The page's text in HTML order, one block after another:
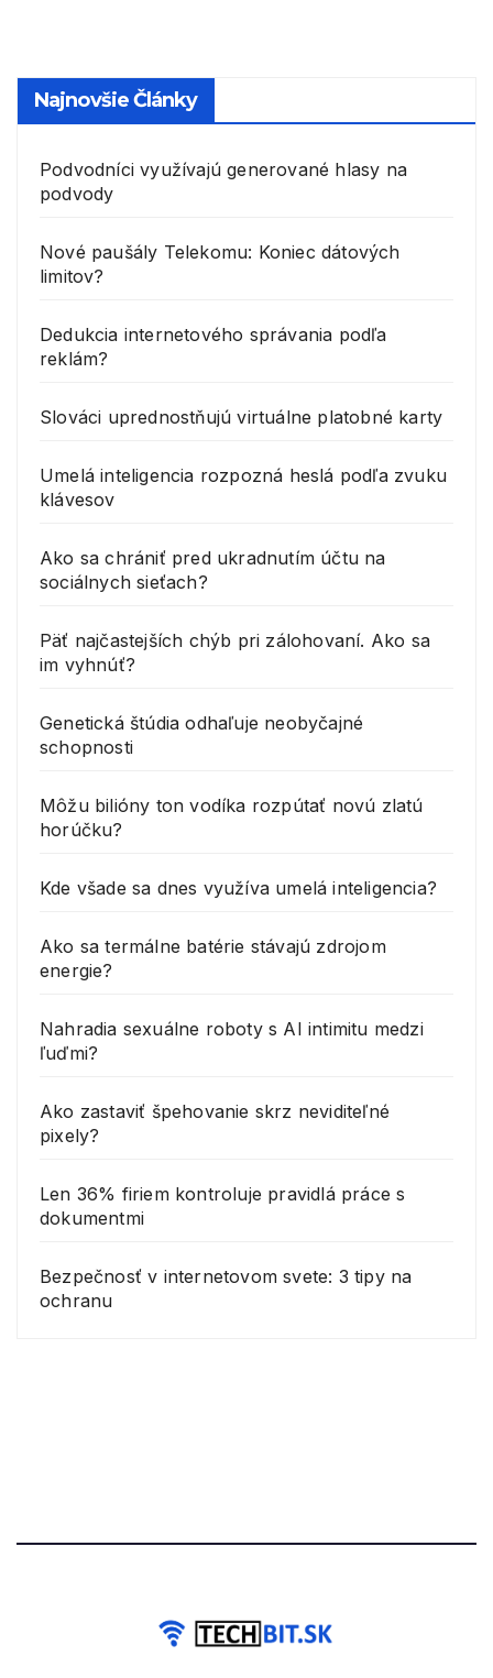
Najnovšie Články
Podvodníci využívajú generované hlasy na
podvody
Nové paušály Telekomu: Koniec dátových
limitov?
Dedukcia internetového správania podľa
reklám?
Slováci uprednostňujú virtuálne platobné karty
Umelá inteligencia rozpozná heslá podľa zvuku
klávesov
Ako sa chrániť pred ukradnutím účtu na
sociálnych sieťach?
Päť najčastejších chýb pri zálohovaní. Ako sa
im vyhnúť?
Genetická štúdia odhaľuje neobyčajné
schopnosti
Môžu bilióny ton vodíka rozpútať novú zlatú
horúčku?
Kde všade sa dnes využíva umelá inteligencia?
Ako sa termálne batérie stávajú zdrojom
energie?
Nahradia sexuálne roboty s AI intimitu medzi
ľuďmi?
Ako zastaviť špehovanie skrz neviditeľné
pixely?
Len 36% firiem kontroluje pravidlá práce s
dokumentmi
Bezpečnosť v internetovom svete: 3 tipy na
ochranu